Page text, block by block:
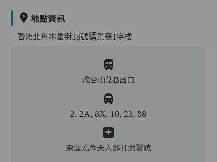
地點資訊
香港北角木星街18號縉景臺1字樓
炮台山站B出口
2, 2A, 8X, 10, 23, 38
東區尤德夫人那打素醫院